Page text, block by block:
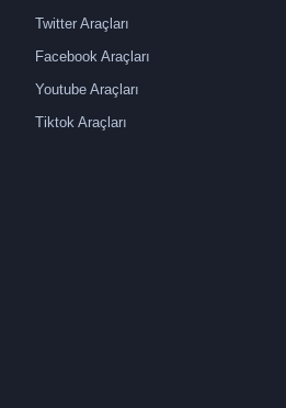
Twitter Araçları
Facebook Araçları
Youtube Araçları
Tiktok Araçları